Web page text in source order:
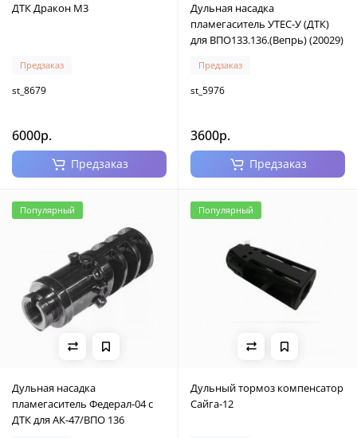
ДТК Дракон М3
Предзаказ
st_8679
6000р.
Предзаказ
Дульная насадка
пламегаситель УТЕС-У (ДТК)
для ВПО133.136.(Вепрь) (20029)
Предзаказ
st_5976
3600р.
Предзаказ
Популярный
Дульная насадка
пламегаситель Федерал-04 с
ДТК для АК-47/ВПО 136
Популярный
Дульный тормоз компенсатор
Сайга-12